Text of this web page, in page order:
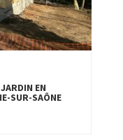
EN
SUR-SAÔNE